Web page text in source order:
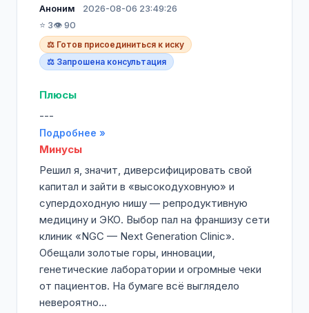
Аноним
2026-08-06 23:49:26
⭐ 3👁️ 90
⚖️ Готов присоединиться к иску
⚖️ Запрошена консультация
Плюсы
---
Подробнее »
Минусы
Решил я, значит, диверсифицировать свой
капитал и зайти в «высокодуховную» и
супердоходную нишу — репродуктивную
медицину и ЭКО. Выбор пал на франшизу сети
клиник «NGC — Next Generation Clinic».
Обещали золотые горы, инновации,
генетические лаборатории и огромные чеки
от пациентов. На бумаге всё выглядело
невероятно...